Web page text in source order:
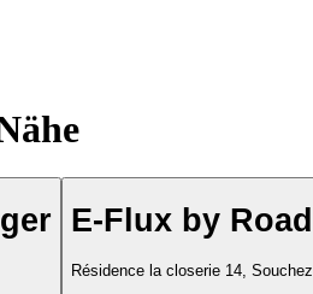
E-Flux by Road
Résidence la closerie 14, Souchez